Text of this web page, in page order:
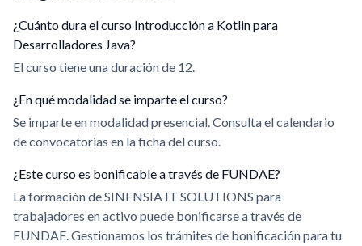
¿Cuánto dura el curso Introducción a Kotlin para
Desarrolladores Java?
El curso tiene una duración de 12.
¿En qué modalidad se imparte el curso?
Se imparte en modalidad presencial. Consulta el calendario
de convocatorias en la ficha del curso.
¿Este curso es bonificable a través de FUNDAE?
La formación de SINENSIA IT SOLUTIONS para
trabajadores en activo puede bonificarse a través de
FUNDAE. Gestionamos los trámites de bonificación para tu